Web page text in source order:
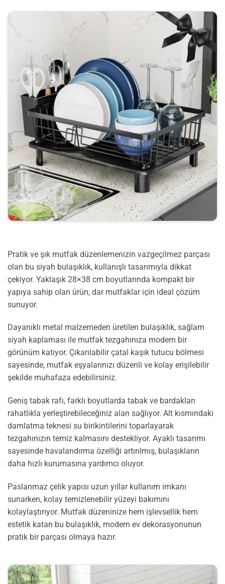
Pratik ve şık mutfak düzenlemenizin vazgeçilmez parçası
olan bu siyah bulaşıklık, kullanışlı tasarımıyla dikkat
çekiyor. Yaklaşık 28×38 cm boyutlarında kompakt bir
yapıya sahip olan ürün, dar mutfaklar için ideal çözüm
sunuyor.
Dayanıklı metal malzemeden üretilen bulaşıklık, sağlam
siyah kaplaması ile mutfak tezgahınıza modern bir
görünüm katıyor. Çıkarılabilir çatal kaşık tutucu bölmesi
sayesinde, mutfak eşyalarınızı düzenli ve kolay erişilebilir
şekilde muhafaza edebilirsiniz.
Geniş tabak rafı, farklı boyutlarda tabak ve bardakları
rahatlıkla yerleştirebileceğiniz alan sağlıyor. Alt kısmındaki
damlatma teknesi su birikintilerini toparlayarak
tezgahınızın temiz kalmasını destekliyor. Ayaklı tasarımı
sayesinde havalandırma özelliği artırılmış, bulaşıkların
daha hızlı kurumasına yardımcı oluyor.
Paslanmaz çelik yapısı uzun yıllar kullanım imkanı
sunarken, kolay temizlenebilir yüzeyi bakımını
kolaylaştırıyor. Mutfak düzeninize hem işlevsellik hem
estetik katan bu bulaşıklık, modern ev dekorasyonunun
pratik bir parçası olmaya hazır.